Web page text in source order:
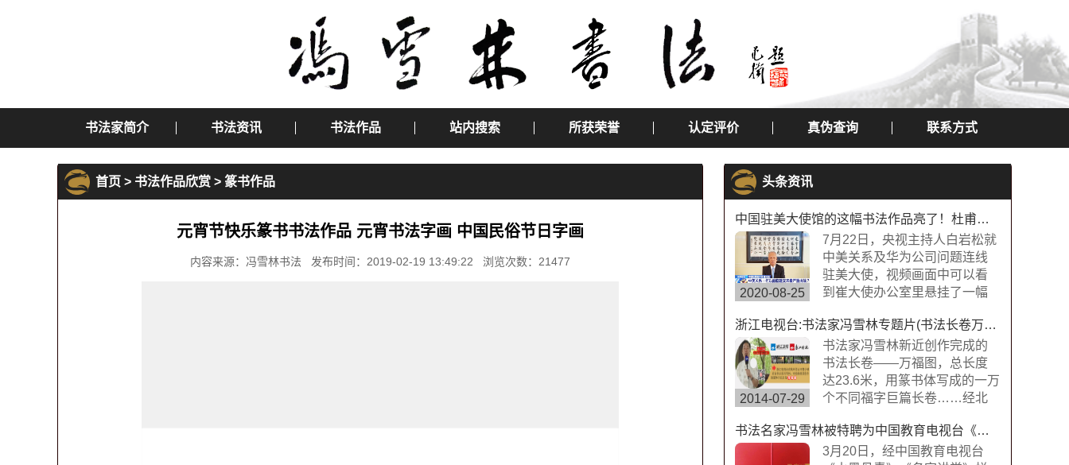
书法家简介 书法资讯 书法作品 站内搜索 所获荣誉 认定评价 真伪查询 联系方式
首页 > 书法作品欣赏 > 篆书作品
元宵节快乐篆书书法作品 元宵书法字画 中国民俗节日字画
内容来源：冯雪林书法 发布时间：2019-02-19 13:49:22 浏览次数：21477
头条资讯
中国驻美大使馆的这幅书法作品亮了！杜甫望岳书法作品
2020-08-25
7月22日，央视主持人白岩松就
中美关系及华为公司问题连线
驻美大使，视频画面中可以看
到崔大使办公室里悬挂了一幅
甫的《望岳》，极具内涵，这
幅作品的书法字体是典型欧体
楷书，方圆兼备、严谨工整、
挺劲险峻。
浙江电视台:书法家冯雪林专题片(书法长卷万福图)
2014-07-29
书法家冯雪林新近创作完成的
书法长卷——万福图，总长度
达23.6米，用篆书体写成的一万
个不同福字巨篇长卷……经北
今为止世界上唯一的福字长篇
书法作品，具有很高的搜藏价
书法名家冯雪林被特聘为中国教育电视台《水墨丹青》《名家讲堂》栏目组签约艺术家
3月20日，经中国教育电视台